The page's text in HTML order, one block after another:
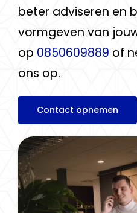
beter adviseren en
vormgeven van
op 0850609889 of
ons op.
Contact opnemen